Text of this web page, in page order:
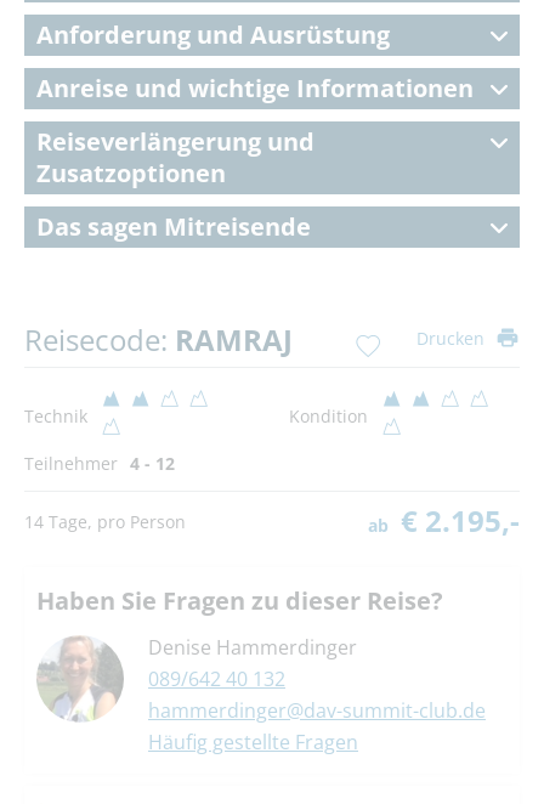
Anforderung und Ausrüstung
Anreise und wichtige Informationen
Reiseverlängerung und
Zusatzoptionen
Das sagen Mitreisende
Reisecode: RAMRAJ Drucken
Technik Kondition
Teilnehmer 4 - 12
14 Tage, pro Person ab € 2.195,-
Haben Sie Fragen zu dieser Reise?
Denise Hammerdinger
089/642 40 132
hammerdinger@dav-summit-club.de
Häufig gestellte Fragen